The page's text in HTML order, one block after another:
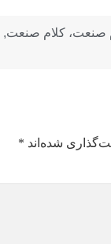
صنعت، کلام صنعت,
شده‌اند *